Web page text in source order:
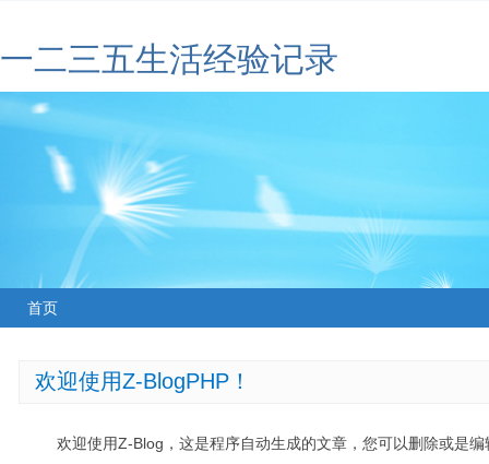
一二三五生活经验记录
首页
欢迎使用Z-BlogPHP！
欢迎使用Z-Blog，这是程序自动生成的文章，您可以删除或是编